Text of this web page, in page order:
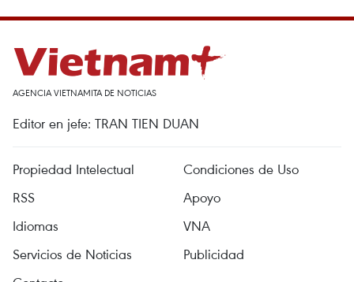
AGENCIA VIETNAMITA DE NOTICIAS
Editor en jefe: TRAN TIEN DUAN
Propiedad Intelectual
Condiciones de Uso
RSS
Apoyo
Idiomas
VNA
Servicios de Noticias
Publicidad